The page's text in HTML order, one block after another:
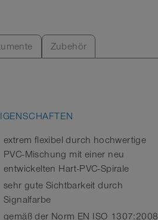
Zubehör
extrem flexibel durch hochwertige
PVC-Mischung mit einer neu
entwickelten Hart-PVC-Spirale
sehr gute Sichtbarkeit durch
Signalfarbe
gemäß der Norm EN ISO 1307:2008